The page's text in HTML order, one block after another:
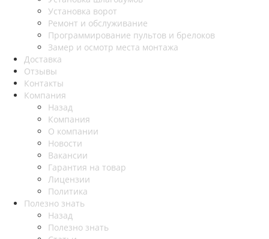
Установка ворот
Ремонт и обслуживание
Программирование пультов и брелоков
Замер и осмотр места монтажа
Доставка
Отзывы
Контакты
Компания
Назад
Компания
О компании
Новости
Вакансии
Гарантия на товар
Лицензии
Политика
Полезно знать
Назад
Полезно знать